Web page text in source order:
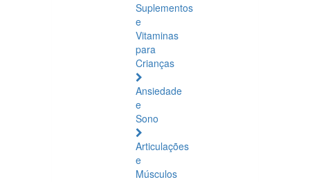
Suplementos
e
Vitaminas
para
Crianças
Ansiedade
e
Sono
Articulações
e
Músculos